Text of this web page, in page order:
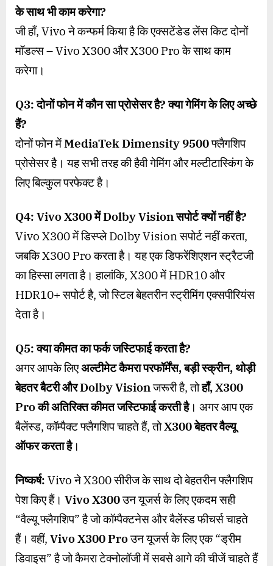
के साथ भी काम करेगा?
जी हाँ, Vivo ने कन्फर्म किया है कि एक्सटेंडेड लेंस किट दोनों
मॉडल्स – Vivo X300 और X300 Pro के साथ काम
करेगा।
Q3:दोनों फोन में कौन सा प्रोसेसर है?क्या गेमिंग के लिए अच्छे
हैं?
दोनों फोन मेंMediaTek Dimensity 9500फ्लैगशिप
प्रोसेसर है। यह सभी तरह की हैवी गेमिंग और मल्टीटास्किंग के
लिए बिल्कुल परफेक्ट है।
Q4: Vivo X300मेंDolby Visionसपोर्ट क्यों नहीं है?
Vivo X300 में डिस्प्ले Dolby Vision सपोर्ट नहीं करता,
जबकि X300 Pro करता है। यह एक डिफरेंशिएशन स्ट्रैटजी
का हिस्सा लगता है। हालांकि, X300 में HDR10 और
HDR10+ सपोर्ट है, जो स्टिल बेहतरीन स्ट्रीमिंग एक्सपीरियंस
देता है।
Q5:क्या कीमत का फर्क जस्टिफाई करता है?
अगर आपके लिएअल्टीमेट कैमरा परफॉर्मेंस,बड़ी स्क्रीन,थोड़ी
बेहतर बैटरी औरDolby Visionजरूरी है, तोहाँ, X300
Proकी अतिरिक्त कीमत जस्टिफाई करती है। अगर आप एक
बैलेंस्ड, कॉम्पैक्ट फ्लैगशिप चाहते हैं, तोX300बेहतर वैल्यू
ऑफर करता है।
निष्कर्ष: Vivo ने X300 सीरीज के साथ दो बेहतरीन फ्लैगशिप
पेश किए हैं। Vivo X300उन यूजर्स के लिए एकदम सही
“वैल्यू फ्लैगशिप” है जो कॉम्पैक्टनेस और बैलेंस्ड फीचर्स चाहते
हैं। वहीं, Vivo X300 Proउन यूजर्स के लिए एक “ड्रीम
डिवाइस” है जो कैमरा टेक्नोलॉजी में सबसे आगे की चीजें चाहते हैं